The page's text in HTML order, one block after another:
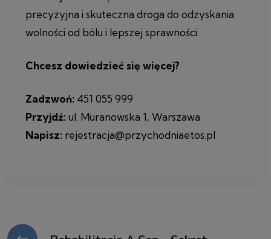
precyzyjna i skuteczna droga do odzyskania
wolności od bólu i lepszej sprawności.
Chcesz dowiedzieć się więcej?
Zadzwoń: 451 055 999
Przyjdź:ul. Muranowska 1, Warszawa
Napisz: rejestracja@przychodniaetos.pl